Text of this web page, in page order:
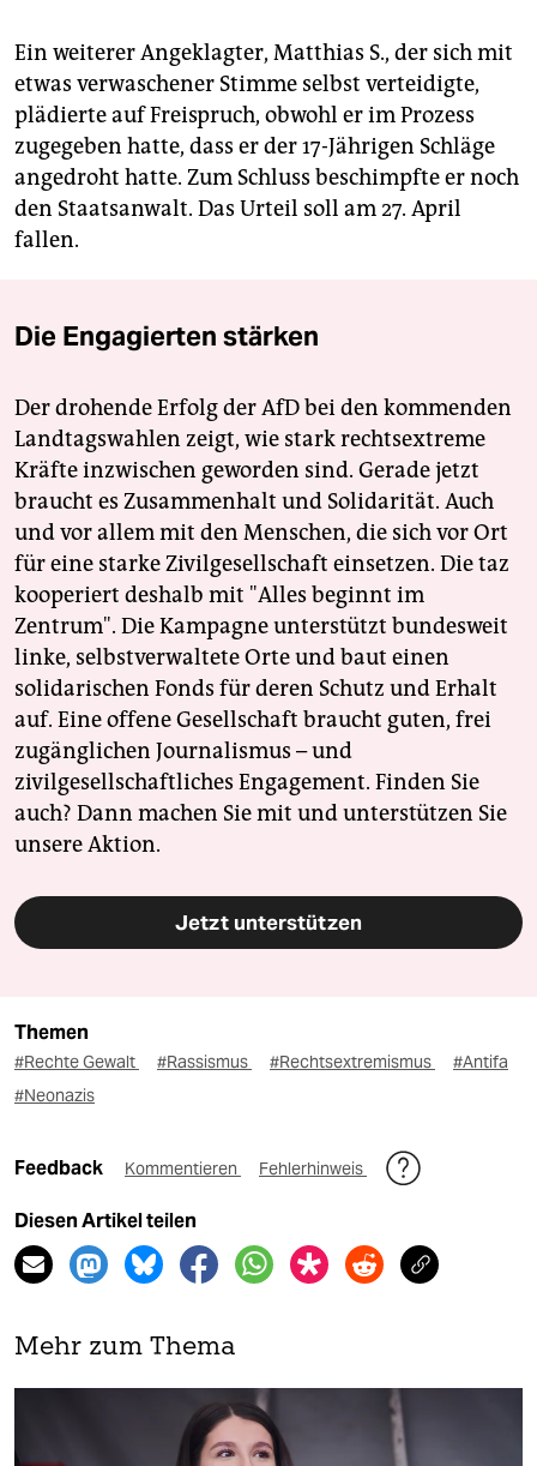
Ein weiterer Angeklagter, Matthias S., der sich mit
etwas verwaschener Stimme selbst verteidigte,
plädierte auf Freispruch, obwohl er im Prozess
zugegeben hatte, dass er der 17-Jährigen Schläge
angedroht hatte. Zum Schluss beschimpfte er noch
den Staatsanwalt. Das Urteil soll am 27. April
fallen.
Die Engagierten stärken
Der drohende Erfolg der AfD bei den kommenden
Landtagswahlen zeigt, wie stark rechtsextreme
Kräfte inzwischen geworden sind. Gerade jetzt
braucht es Zusammenhalt und Solidarität. Auch
und vor allem mit den Menschen, die sich vor Ort
für eine starke Zivilgesellschaft einsetzen. Die taz
kooperiert deshalb mit "Alles beginnt im
Zentrum". Die Kampagne unterstützt bundesweit
linke, selbstverwaltete Orte und baut einen
solidarischen Fonds für deren Schutz und Erhalt
auf. Eine offene Gesellschaft braucht guten, frei
zugänglichen Journalismus – und
zivilgesellschaftliches Engagement. Finden Sie
auch? Dann machen Sie mit und unterstützen Sie
unsere Aktion.
Jetzt unterstützen
Themen
#Rechte Gewalt #Rassismus #Rechtsextremismus
#Antifa
#Neonazis
Feedback Kommentieren Fehlerhinweis
Diesen Artikel teilen
Mehr zum Thema